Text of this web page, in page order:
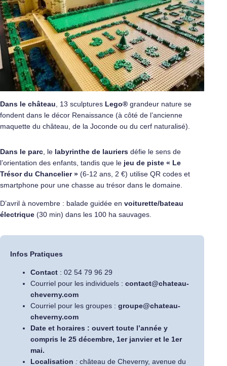
Dans le château , 13 sculptures Lego® grandeur nature se
fondent dans le décor Renaissance (à côté de l’ancienne
maquette du château, de la Joconde ou du cerf naturalisé).
Dans le parc , le labyrinthe de lauriers défie le sens de
l’orientation des enfants, tandis que le jeu de piste « Le
Trésor du Chancelier » (6-12 ans, 2 €) utilise QR codes et
smartphone pour une chasse au trésor dans le domaine.
D’avril à novembre : balade guidée en voiturette/bateau
électrique (30 min) dans les 100 ha sauvages.
Infos Pratiques
Contact : 02 54 79 96 29
Courriel pour les individuels : contact@chateau-
cheverny.com
Courriel pour les groupes : groupe@chateau-
cheverny.com
Date et horaires : ouvert toute l’année y
compris le 25 décembre, 1er janvier et le 1er
mai.
Localisation : château de Cheverny, avenue du